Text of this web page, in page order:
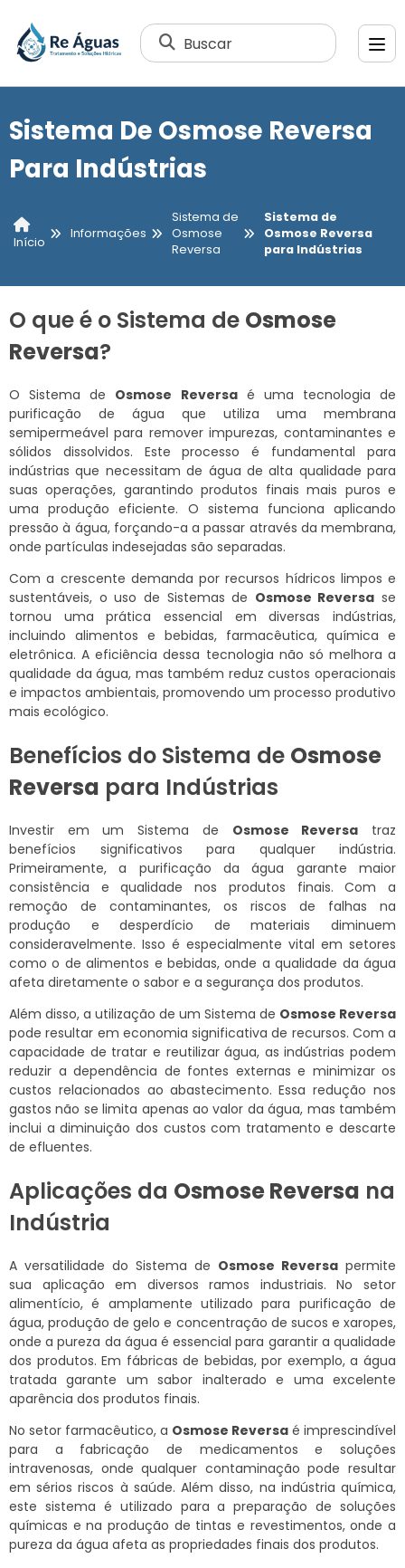
Buscar
Sistema De Osmose Reversa
Para Indústrias
Início
Informações
Sistema de
Osmose
Reversa
Sistema de
Osmose Reversa
para Indústrias
O que é o Sistema de Osmose
Reversa?
O Sistema de Osmose Reversaé uma tecnologia de
purificação de água que utiliza uma membrana
semipermeável para remover impurezas, contaminantes e
sólidos dissolvidos. Este processo é fundamental para
indústrias que necessitam de água de alta qualidade para
suas operações, garantindo produtos finais mais puros e
uma produção eficiente. O sistema funciona aplicando
pressão à água, forçando-a a passar através da membrana,
onde partículas indesejadas são separadas.
Com a crescente demanda por recursos hídricos limpos e
sustentáveis, o uso de Sistemas de Osmose Reversa se
tornou uma prática essencial em diversas indústrias,
incluindo alimentos e bebidas, farmacêutica, química e
eletrônica. A eficiência dessa tecnologia não só melhora a
qualidade da água, mas também reduz custos operacionais
e impactos ambientais, promovendo um processo produtivo
mais ecológico.
Benefícios do Sistema de Osmose
Reversa para Indústrias
Investir em um Sistema de Osmose Reversa traz
benefícios significativos para qualquer indústria.
Primeiramente, a purificação da água garante maior
consistência e qualidade nos produtos finais. Com a
remoção de contaminantes, os riscos de falhas na
produção e desperdício de materiais diminuem
consideravelmente. Isso é especialmente vital em setores
como o de alimentos e bebidas, onde a qualidade da água
afeta diretamente o sabor e a segurança dos produtos.
Além disso, a utilização de um Sistema de Osmose Reversa
pode resultar em economia significativa de recursos. Com a
capacidade de tratar e reutilizar água, as indústrias podem
reduzir a dependência de fontes externas e minimizar os
custos relacionados ao abastecimento. Essa redução nos
gastos não se limita apenas ao valor da água, mas também
inclui a diminuição dos custos com tratamento e descarte
de efluentes.
Aplicações da Osmose Reversa na
Indústria
A versatilidade do Sistema de Osmose Reversa permite
sua aplicação em diversos ramos industriais. No setor
alimentício, é amplamente utilizado para purificação de
água, produção de gelo e concentração de sucos e xaropes,
onde a pureza da água é essencial para garantir a qualidade
dos produtos. Em fábricas de bebidas, por exemplo, a água
tratada garante um sabor inalterado e uma excelente
aparência dos produtos finais.
No setor farmacêutico, a Osmose Reversa é imprescindível
para a fabricação de medicamentos e soluções
intravenosas, onde qualquer contaminação pode resultar
em sérios riscos à saúde. Além disso, na indústria química,
este sistema é utilizado para a preparação de soluções
químicas e na produção de tintas e revestimentos, onde a
pureza da água afeta as propriedades finais dos produtos.